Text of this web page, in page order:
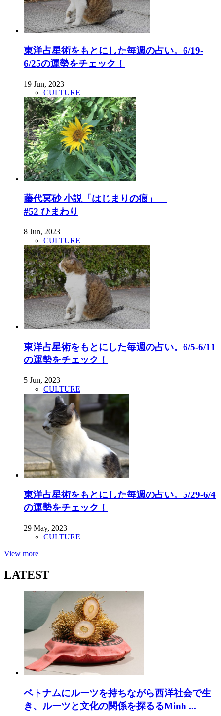
東洋占星術をもとにした毎週の占い。6/19-
6/25の運勢をチェック！
19 Jun, 2023
CULTURE
藤代冥砂 小説「はじまりの痕」
#52 ひまわり
8 Jun, 2023
CULTURE
東洋占星術をもとにした毎週の占い。6/5-6/11
の運勢をチェック！
5 Jun, 2023
CULTURE
東洋占星術をもとにした毎週の占い。5/29-6/4
の運勢をチェック！
29 May, 2023
CULTURE
View more
LATEST
ベトナムにルーツを持ちながら西洋社会で生
き、ルーツと文化の関係を探るるMinh ...